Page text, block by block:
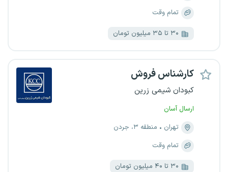
تمام وقت
۳۰ تا ۳۵ میلیون تومان
کارشناس فروش
کبودان شیمی زرین
ارسال آسان
تهران
منطقه ۳، جردن
تمام وقت
۳۰ تا ۴۰ میلیون تومان